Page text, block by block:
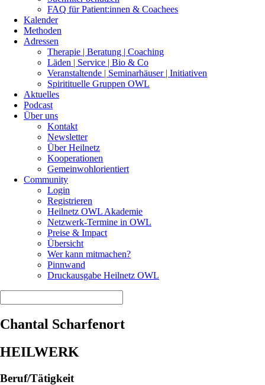
FAQ für Patient:innen & Coachees
Kalender
Methoden
Adressen
Therapie | Beratung | Coaching
Läden | Service | Bio & Co
Veranstaltende | Seminarhäuser | Initiativen
Spiritituelle Gruppen OWL
Aktuelles
Podcast
Über uns
Kontakt
Newsletter
Über Heilnetz
Kooperationen
Gemeinwohlorientiert
Community
Login
Registrieren
Heilnetz OWL Akademie
Netzwerk-Termine in OWL
Preise & Impact
Übersicht
Wer kann mitmachen?
Pinnwand
Druckausgabe Heilnetz OWL
Chantal Scharfenort
HEILWERK
Beruf/Tätigkeit